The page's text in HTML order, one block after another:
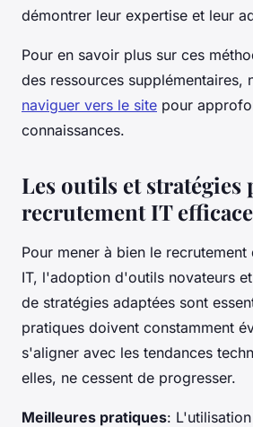
démontrer leur expertise et leur
Pour en savoir plus sur ces
des ressources supplémentaires,
naviguer vers le site pour
connaissances.
Les outils et stratégies
recrutement IT efficace
Pour mener à bien le recrutement
IT, l'adoption d'outils novateurs
de stratégies adaptées sont
pratiques doivent constamment
s'aligner avec les tendances
elles, ne cessent de progresser.
Meilleures pratiques: